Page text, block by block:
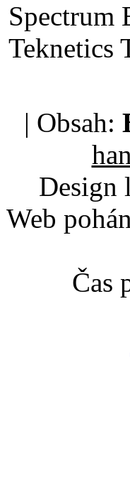
Spectrum
Teknetics
| Obsah:
Design
Web
Čas